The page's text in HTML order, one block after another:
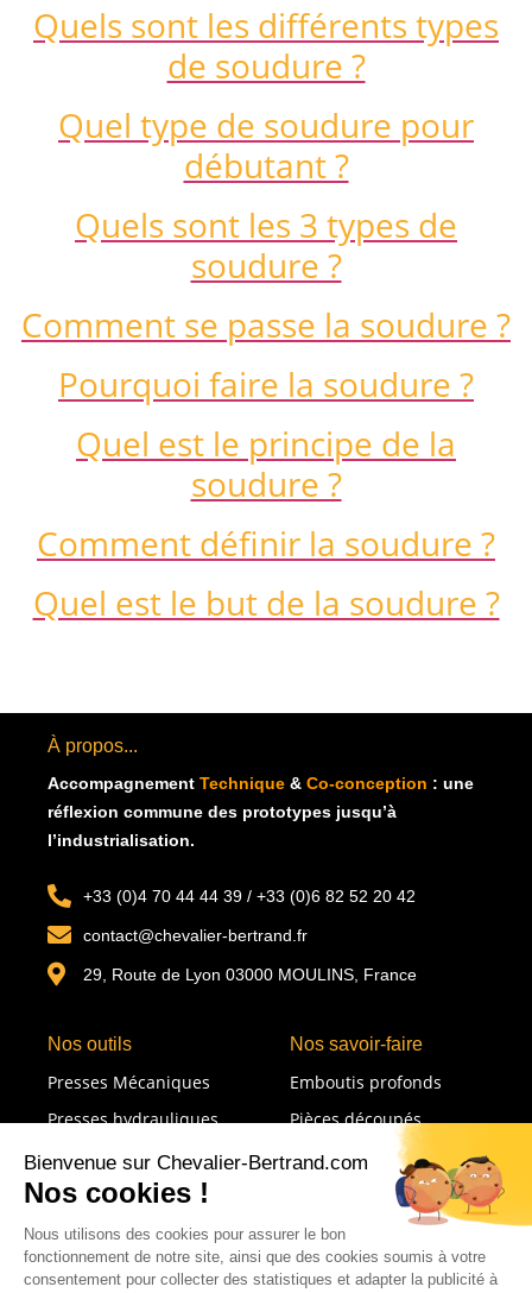
Quels sont les différents types
de soudure ?
Quel type de soudure pour
débutant ?
Quels sont les 3 types de
soudure ?
Comment se passe la soudure ?
Pourquoi faire la soudure ?
Quel est le principe de la
soudure ?
Comment définir la soudure ?
Quel est le but de la soudure ?
À propos...
Accompagnement Technique & Co-conception : une
réflexion commune des prototypes jusqu’à
l’industrialisation.
+33 (0)4 70 44 44 39 / +33 (0)6 82 52 20 42
contact@chevalier-bertrand.fr
29, Route de Lyon 03000 MOULINS, France
Nos outils
Presses Mécaniques
Presses hydrauliques
Presses à souder
Lignes de transfert
Détoureuses
Lignes de soudure
Nos savoir-faire
Emboutis profonds
Pièces découpés
Emboutissage formage
Emboutis restreints
Soudures